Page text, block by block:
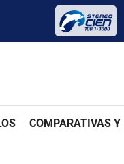
COMPARATIVAS Y